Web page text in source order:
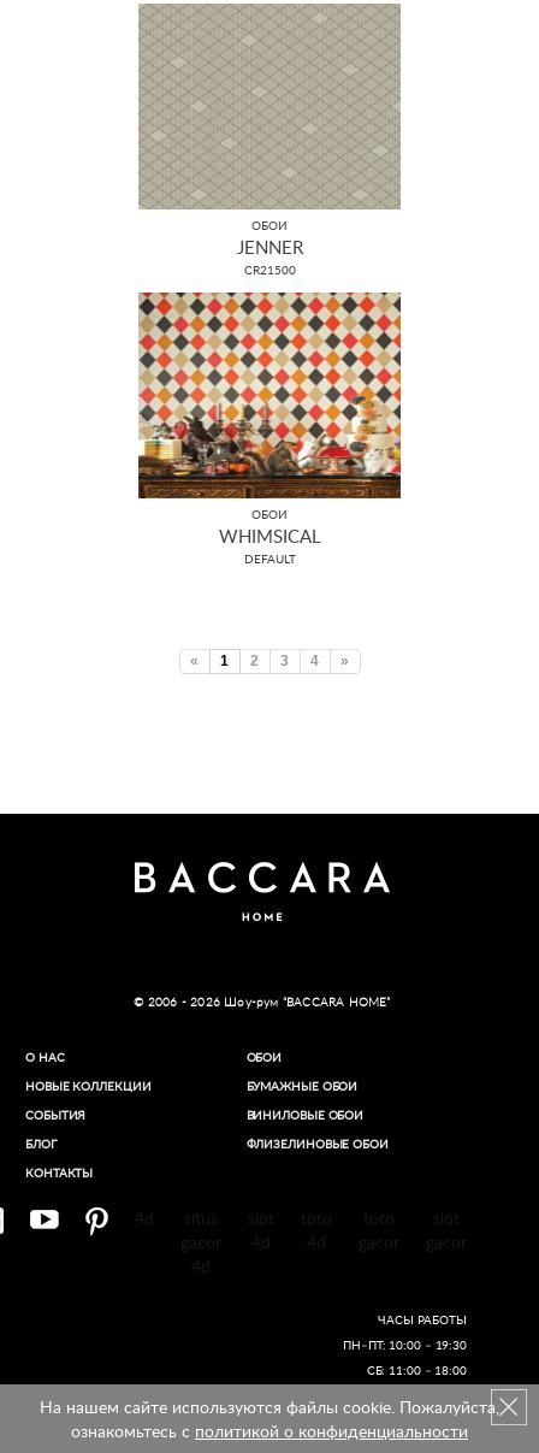
ОБОИ
JENNER
CR21500
ОБОИ
WHIMSICAL
DEFAULT
« 1 2 3 4 »
© 2006 - 2026 Шоу-рум “BACCARA HOME”
О НАС
НОВЫЕ КОЛЛЕКЦИИ
СОБЫТИЯ
БЛОГ
КОНТАКТЫ
ОБОИ
БУМАЖНЫЕ ОБОИ
ВИНИЛОВЫЕ ОБОИ​
ФЛИЗЕЛИНОВЫЕ ОБОИ
ЧАСЫ РАБОТЫ
ПН–ПТ: 10:00 – 19:30
СБ: 11:00 – 18:00
Создание сайтов
На нашем сайте используются файлы cookie. Пожалуйста,
ознакомьтесь с политикой о конфиденциальности